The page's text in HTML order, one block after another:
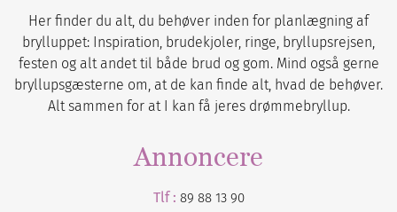
Her finder du alt, du behøver inden for planlægning af
brylluppet: Inspiration, brudekjoler, ringe, bryllupsrejsen,
festen og alt andet til både brud og gom. Mind også gerne
bryllupsgæsterne om, at de kan finde alt, hvad de behøver.
Alt sammen for at I kan få jeres drømmebryllup.
Annoncere
Tlf : 89 88 13 90